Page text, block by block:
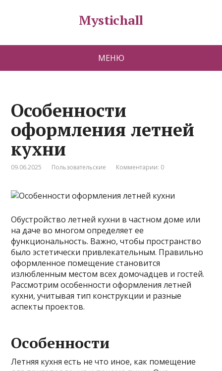
Mystichall
МЕНЮ
Особенности
оформления летней
кухни
09.06.2025 Пользовательские Комментарии: 0
Обустройство летней кухни в частном доме или
на даче во многом определяет ее
функциональность. Важно, чтобы пространство
было эстетически привлекательным. Правильно
оформленное помещение становится
излюбленным местом всех домочадцев и гостей.
Рассмотрим особенностиоформления летней
кухни, учитывая тип конструкции и разные
аспекты проектов.
Особенности
Летняя кухня есть не что иное, как помещение